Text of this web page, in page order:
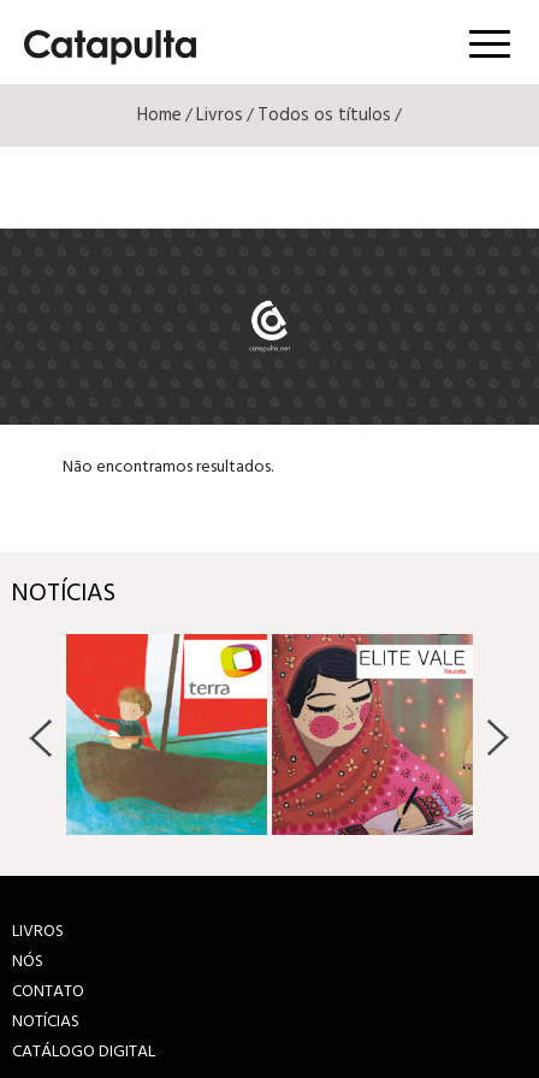
Menú
Home/Livros/Todos os títulos/
Não encontramos resultados.
NOTÍCIAS
LIVROS
NÓS
CONTATO
NOTÍCIAS
CATÁLOGO DIGITAL